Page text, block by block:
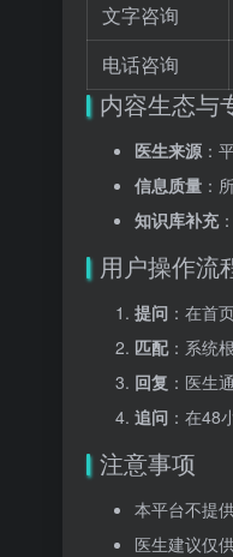
文字咨询
电话咨询
内容生态与
医生来源：
信息质量 ：
知识库补充
用户操作流
提问 ：在首
匹配：系统
回复 ：医生
追问 ：在48
注意事项
本平台不提
医生建议仅